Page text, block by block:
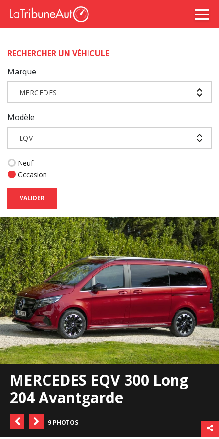
RECHERCHER UN VÉHICULE
Marque
MERCEDES
Modèle
EQV
Neuf
Occasion
VALIDER
MERCEDES EQV 300 Long
204 Avantgarde
9 PHOTOS